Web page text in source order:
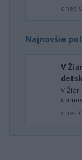
dnes
Najnovšie
V
V
dnes